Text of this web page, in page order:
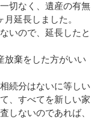
切なく、遺産の有無
延長しました。
いので、延長したと
放棄をした方がいい
続分はないに等しい
、すべてを新しい家
しないのであれば、